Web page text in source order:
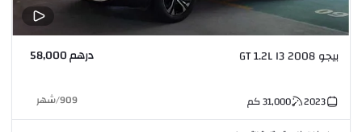
بيجو 2008 GT 1.2L I3 درهم 58,000
2023
31,000كم 909
/شهر